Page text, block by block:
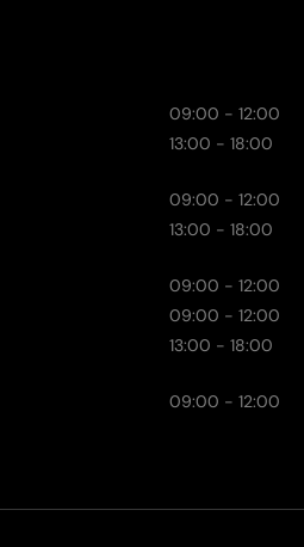
09:00 - 12:00
13:00 - 18:00
09:00 - 12:00
13:00 - 18:00
09:00 - 12:00
09:00 - 12:00
13:00 - 18:00
09:00 - 12:00